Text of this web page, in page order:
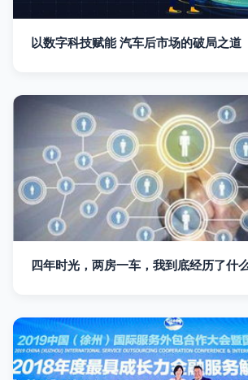
以数字科技赋能 汽车后市场的破局之道
四年时光，两房一车，我到底经历了什